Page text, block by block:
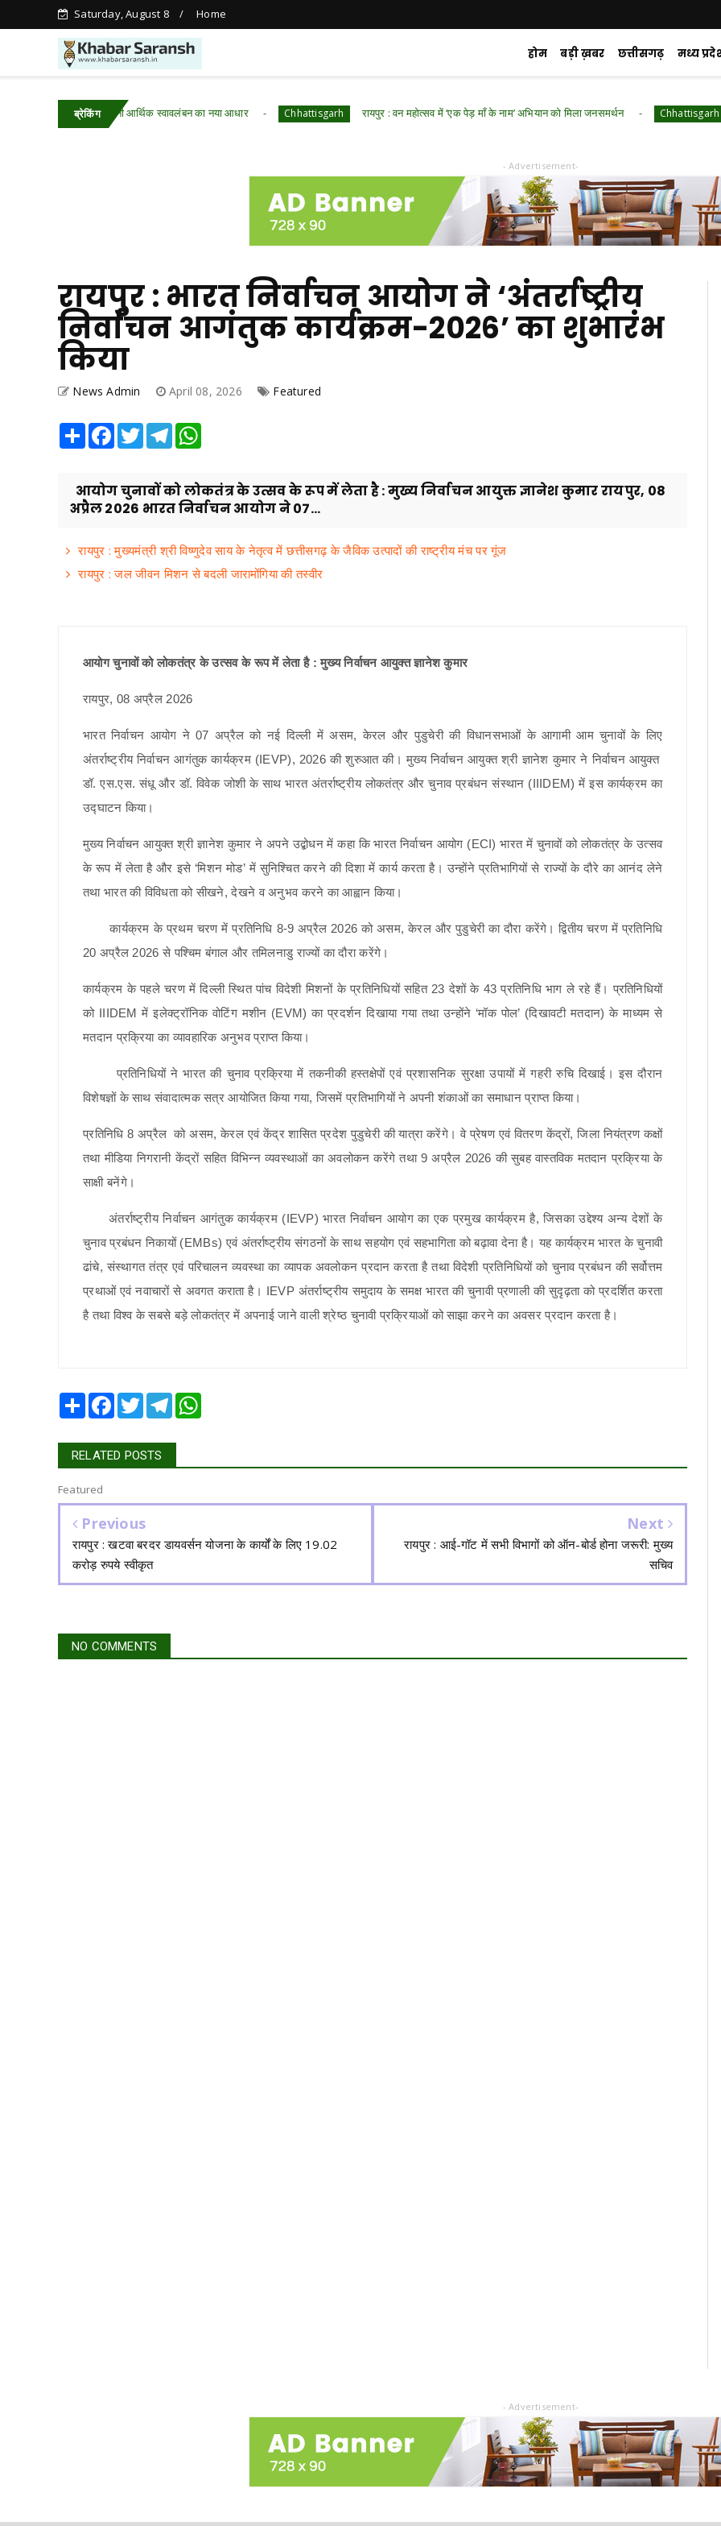
Saturday, August 8 Home
होम बड़ी ख़बर छत्तीसगढ़ मध्य
ब्रेकिंग
डबरी बनी आर्थिक स्वावलंबन का नया आधार Chhattisgarh रायपुर : वन महोत्सव में ‘एक पेड़ माँ के नाम’ अभियान को मिला जनसमर्थन Chhattisgarh रायपुर :
- Advertisement-
रायपुर : भारत निर्वाचन आयोग ने ‘अंतर्राष्ट्रीय
निर्वाचन आगंतुक कार्यक्रम-2026’ का शुभारंभ
किया
News Admin April 08, 2026 Featured
Share Facebook
TwitterTelegram
आयोग चुनावों को लोकतंत्र के उत्सव के रूप में लेता है : मुख्य निर्वाचन आयुक्त ज्ञानेश कुमार रायपुर, 08
अप्रैल 2026 भारत निर्वाचन आयोग ने 07...
रायपुर : मुख्यमंत्री श्री विष्णुदेव साय के नेतृत्व में छत्तीसगढ़ के जैविक उत्पादों की राष्ट्रीय मंच पर गूंज
रायपुर : जल जीवन मिशन से बदली जारामोंगिया की तस्वीर
आयोग चुनावों को लोकतंत्र के उत्सव के रूप में लेता है : मुख्य निर्वाचन आयुक्त ज्ञानेश कुमार
रायपुर, 08 अप्रैल 2026
भारत निर्वाचन आयोग ने 07 अप्रैल को नई दिल्ली में असम, केरल और पुडुचेरी की विधानसभाओं के आगामी आम चुनावों के लिए
अंतर्राष्ट्रीय निर्वाचन आगंतुक कार्यक्रम (IEVP), 2026 की शुरुआत की। मुख्य निर्वाचन आयुक्त श्री ज्ञानेश कुमार ने निर्वाचन आयुक्त
डॉ. एस.एस. संधू और डॉ. विवेक जोशी के साथ भारत अंतर्राष्ट्रीय लोकतंत्र और चुनाव प्रबंधन संस्थान (IIIDEM) में इस कार्यक्रम का
उद्घाटन किया।
मुख्य निर्वाचन आयुक्त श्री ज्ञानेश कुमार ने अपने उद्बोधन में कहा कि भारत निर्वाचन आयोग (ECI) भारत में चुनावों को लोकतंत्र के उत्सव
के रूप में लेता है और इसे ‘मिशन मोड’ में सुनिश्चित करने की दिशा में कार्य करता है। उन्होंने प्रतिभागियों से राज्यों के दौरे का आनंद लेने
तथा भारत की विविधता को सीखने, देखने व अनुभव करने का आह्वान किया।
कार्यक्रम के प्रथम चरण में प्रतिनिधि 8-9 अप्रैल 2026 को असम, केरल और पुडुचेरी का दौरा करेंगे। द्वितीय चरण में प्रतिनिधि
20 अप्रैल 2026 से पश्चिम बंगाल और तमिलनाडु राज्यों का दौरा करेंगे।
कार्यक्रम के पहले चरण में दिल्ली स्थित पांच विदेशी मिशनों के प्रतिनिधियों सहित 23 देशों के 43 प्रतिनिधि भाग ले रहे हैं। प्रतिनिधियों
को IIIDEM में इलेक्ट्रॉनिक वोटिंग मशीन (EVM) का प्रदर्शन दिखाया गया तथा उन्होंने ‘मॉक पोल’ (दिखावटी मतदान) के माध्यम से
मतदान प्रक्रिया का व्यावहारिक अनुभव प्राप्त किया।
प्रतिनिधियों ने भारत की चुनाव प्रक्रिया में तकनीकी हस्तक्षेपों एवं प्रशासनिक सुरक्षा उपायों में गहरी रुचि दिखाई। इस दौरान
विशेषज्ञों के साथ संवादात्मक सत्र आयोजित किया गया, जिसमें प्रतिभागियों ने अपनी शंकाओं का समाधान प्राप्त किया।
प्रतिनिधि 8 अप्रैल को असम, केरल एवं केंद्र शासित प्रदेश पुडुचेरी की यात्रा करेंगे। वे प्रेषण एवं वितरण केंद्रों, जिला नियंत्रण कक्षों
तथा मीडिया निगरानी केंद्रों सहित विभिन्न व्यवस्थाओं का अवलोकन करेंगे तथा 9 अप्रैल 2026 की सुबह वास्तविक मतदान प्रक्रिया के
साक्षी बनेंगे।
अंतर्राष्ट्रीय निर्वाचन आगंतुक कार्यक्रम (IEVP) भारत निर्वाचन आयोग का एक प्रमुख कार्यक्रम है, जिसका उद्देश्य अन्य देशों के
चुनाव प्रबंधन निकायों (EMBs) एवं अंतर्राष्ट्रीय संगठनों के साथ सहयोग एवं सहभागिता को बढ़ावा देना है। यह कार्यक्रम भारत के चुनावी
ढांचे, संस्थागत तंत्र एवं परिचालन व्यवस्था का व्यापक अवलोकन प्रदान करता है तथा विदेशी प्रतिनिधियों को चुनाव प्रबंधन की सर्वोत्तम
प्रथाओं एवं नवाचारों से अवगत कराता है। IEVP अंतर्राष्ट्रीय समुदाय के समक्ष भारत की चुनावी प्रणाली की सुदृढ़ता को प्रदर्शित करता
है तथा विश्व के सबसे बड़े लोकतंत्र में अपनाई जाने वाली श्रेष्ठ चुनावी प्रक्रियाओं को साझा करने का अवसर प्रदान करता है।
Share Facebook
TwitterTelegram
RELATED POSTS
Featured
Previous
रायपुर : खटवा बरदर डायवर्सन योजना के कार्यों के लिए 19.02
करोड़ रुपये स्वीकृत
Next
रायपुर : आई-गॉट में सभी विभागों को ऑन-बोर्ड होना जरूरी: मुख्य
सचिव
NO COMMENTS
- Advertisement-